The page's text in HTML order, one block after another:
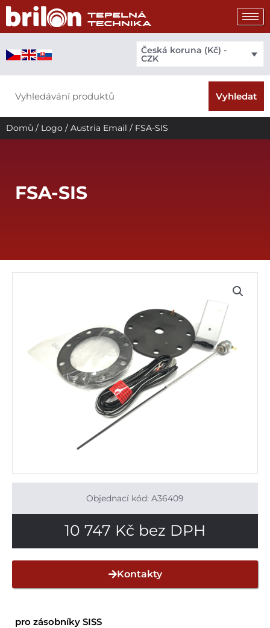
Přeskočit
obsah
Česká koruna (Kč) -
CZK
Vyhledat
Domů / Logo / Austria Email / FSA-SIS
FSA-SIS
pro zásobníky SISS
Objednací kód: A36409
10 747 Kč bez DPH
Kontakty